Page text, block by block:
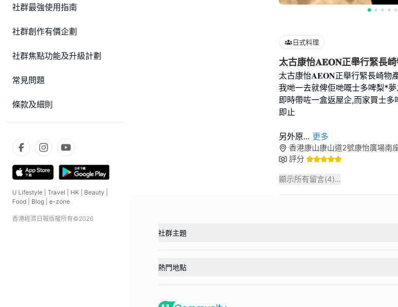
社群最強使用指南
社群創作有價企劃
社群焦點功能及升級計劃
常見問題
條款及細則
U Lifestyle Travel HK Beauty
Food
Blog e-zone
香港經濟日報版權所有©2026
日式料理
太古康怡𝐀𝐄𝐎𝐍正舉行緊長
太古康怡𝐀𝐄𝐎𝐍正舉行緊長崎物
我哋一去就俾佢哋嘅士多啤梨*
即時帶咗一盒返屋企,而家買士
即止
另外原... 更多
香港康山康山道2號康怡廣場南
評分
顯示所有留言(4)...
社群主題
熱門地點